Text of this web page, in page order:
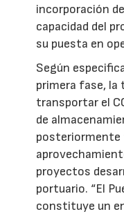
incorporación
capacidad del
su puesta en
Según
primera fase, la
transportar el
de
proyectos
portuario. “El
constituye un